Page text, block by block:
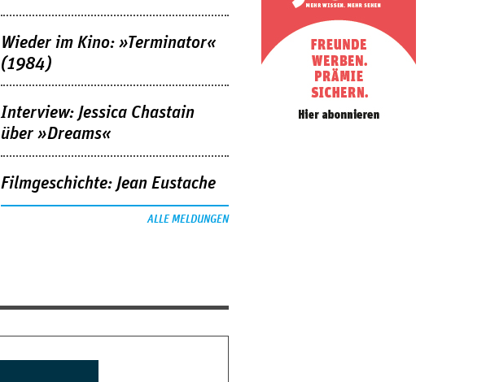
Wieder im Kino: »Terminator«
(1984)
Interview: Jessica Chastain
über »Dreams«
Filmgeschichte: Jean Eustache
ALLE MELDUNGEN